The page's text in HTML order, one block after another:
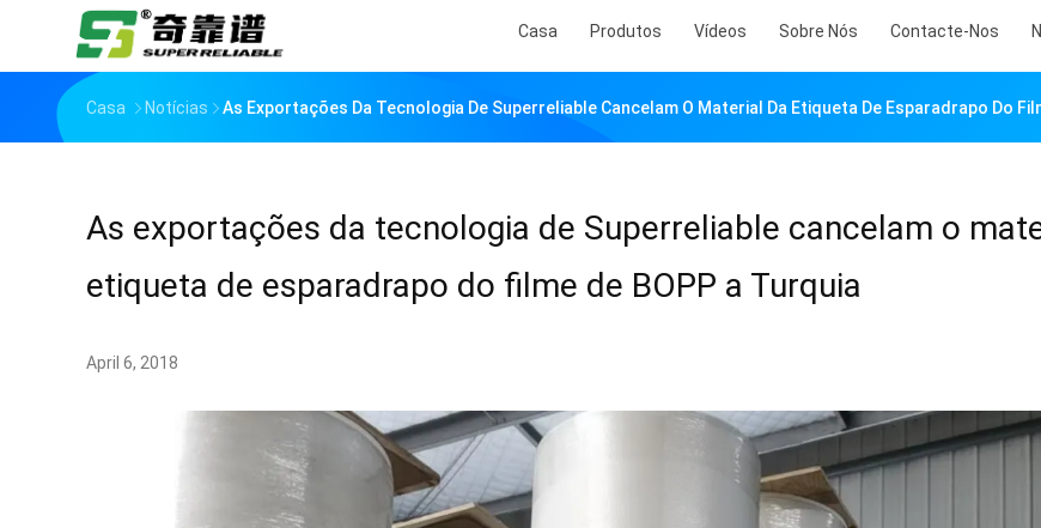
Casa Produtos Vídeos Sobre Nós Contacte-Nos
Casa Notícias As Exportações Da Tecnologia De Superreliable Cancelam O Material Da Etiqueta De Esparadrapo Do
As exportações da tecnologia de Superreliable cancelam o
etiqueta de esparadrapo do filme de BOPP a Turquia
April 6, 2018